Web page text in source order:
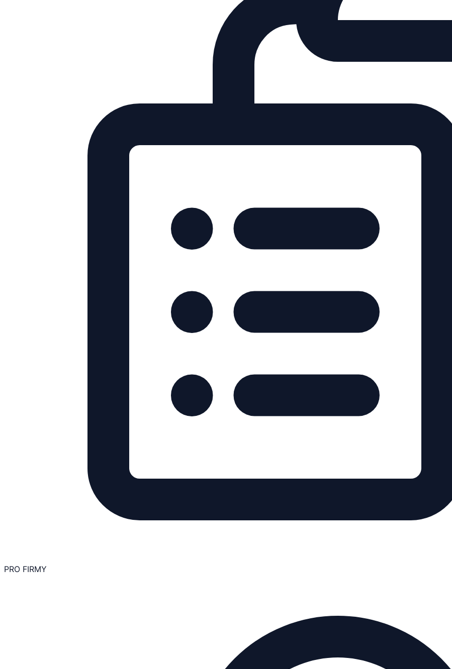
PRO FIRMY